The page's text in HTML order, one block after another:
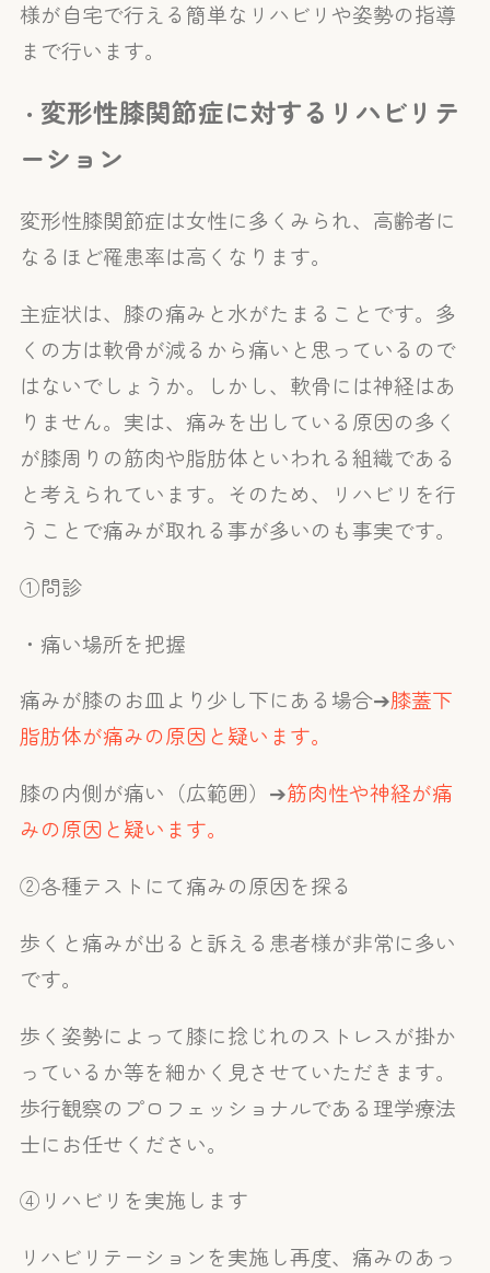
様が自宅で行える簡単なリハビリや姿勢の指導
まで行います。
・ 変形性膝関節症に対するリハビリテ
ーション
変形性膝関節症は女性に多くみられ、高齢者に
なるほど罹患率は高くなります。
主症状は、膝の痛みと水がたまることです。多
くの方は軟骨が減るから痛いと思っているので
はないでしょうか。しかし、軟骨には神経はあ
りません。実は、痛みを出している原因の多く
が膝周りの筋肉や脂肪体といわれる組織である
と考えられています。そのため、リハビリを行
うことで痛みが取れる事が多いのも事実です。
①問診
・痛い場所を把握
痛みが膝のお皿より少し下にある場合➔膝蓋下
脂肪体が痛みの原因と疑います。
膝の内側が痛い（広範囲）➔筋肉性や神経が痛
みの原因と疑います。
②各種テストにて痛みの原因を探る
歩くと痛みが出ると訴える患者様が非常に多い
です。
歩く姿勢によって膝に捻じれのストレスが掛か
っているか等を細かく見させていただきます。
歩行観察のプロフェッショナルである理学療法
士にお任せください。
④リハビリを実施します
リハビリテーションを実施し再度、痛みのあっ